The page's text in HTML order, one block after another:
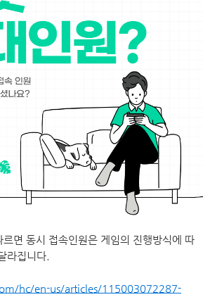
르면 동시 접속인원은 게임의 진행방식에 따
라집니다.
hc/en-us/articles/115003072287-